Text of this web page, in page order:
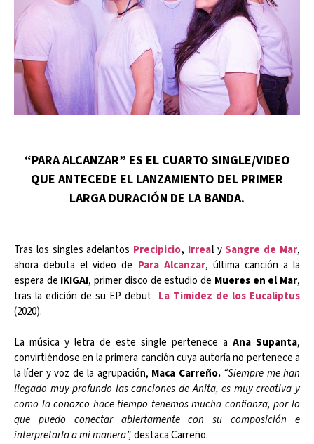
“PARA ALCANZAR” ES EL CUARTO SINGLE/VIDEO
QUE ANTECEDE EL LANZAMIENTO DEL PRIMER
LARGA DURACIÓN DE LA BANDA.
Tras los singles adelantos Precipicio, Irreal ySangre de Mar,
ahora debuta el video de Para Alcanzar, última canción a la
espera de IKIGAI, primer disco de estudio de Mueres en el Mar,
tras la edición de su EP debut La Timidez de los Eucaliptus
(2020).
La música y letra de este single pertenece a Ana Supanta,
convirtiéndose en la primera canción cuya autoría no pertenece a
la líder y voz de la agrupación, Maca Carreño. “Siempre me han
llegado muy profundo las canciones de Anita, es muy creativa y
como la conozco hace tiempo tenemos mucha confianza, por lo
que puedo conectar abiertamente con su composición e
interpretarla a mi manera”,destaca Carreño.